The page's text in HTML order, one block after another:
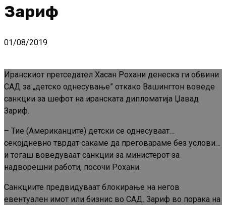
Зариф
01/08/2019
Иранскиот претседател Хасан Рохани денеска ги обвини
САД за „детско однесување” откако Вашингтон воведе
санкции за шефот на иранската дипломатија Џавад
Зариф.
– Тие (Американците) детски се однесуваат…
секојдневно тврдат сакаме да преговараме без услови…
и тогаш воведуваат санкции за министерот за
надворешни работи, посочи Рохани.
Санкциите предвидуваат блокирање на негов
евентуален имот или бизнис во САД. Зариф во порака на